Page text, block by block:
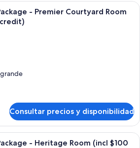
Una habitación de hotel con cama,
- Premier Courtyard Room
Consultar precios y disponibilidad
Un comedor formal con mesas
- Heritage Room (incl $100